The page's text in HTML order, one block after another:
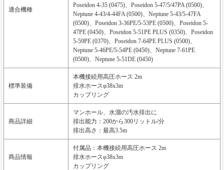
適合機種
Poseidon 4-35 (0475)、Poseidon 5-47/5/47PA (0500)、
Neptune 4-43/4-44FA (0500)、Neptune 5-43/5-47FA
(0500)、Poseidon 3-36PE/5-53PE (0500)、Poseidon 5-
47PE (0450)、Poseidon 5-51PE PLUS (0350)、Poseidon
5-59PE (0370)、Poseidon 7-64PE PLUS (0500)、
Neptune 5-46PE/5-54PE (0450)、Neptune 7-61PE
(0500)、Neptune 5-51DE (0450)
標準装備
本機接続用高圧ホース 2m
排水ホースφ38x3m
カップリング
商品詳細
マンホール、水溜の汚水排出に
排出能力：200から300リットル/分
排出高さ：最高3.5m
商品情報
付属品：本機接続用高圧ホース 2m
排水ホースφ38x3m
カップリング